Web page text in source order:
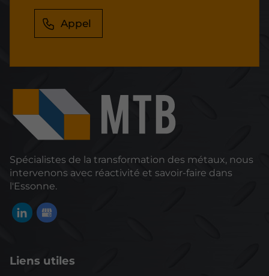
Appel
Spécialistes de la transformation des métaux, nous
intervenons avec réactivité et savoir-faire dans
l'Essonne.
Liens utiles